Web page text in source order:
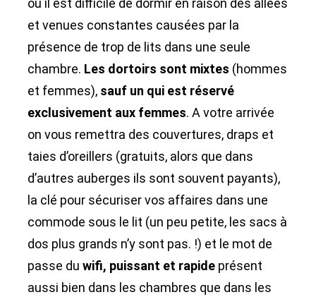
où il est difficile de dormir en raison des allées
et venues constantes causées par la
présence de trop de lits dans une seule
chambre. Les dortoirs sont mixtes (hommes
et femmes), sauf un qui est réservé
exclusivement aux femmes. A votre arrivée
on vous remettra des couvertures, draps et
taies d’oreillers (gratuits, alors que dans
d’autres auberges ils sont souvent payants),
la clé pour sécuriser vos affaires dans une
commode sous le lit (un peu petite, les sacs à
dos plus grands n’y sont pas. !) et le mot de
passe du wifi, puissant et rapide présent
aussi bien dans les chambres que dans les